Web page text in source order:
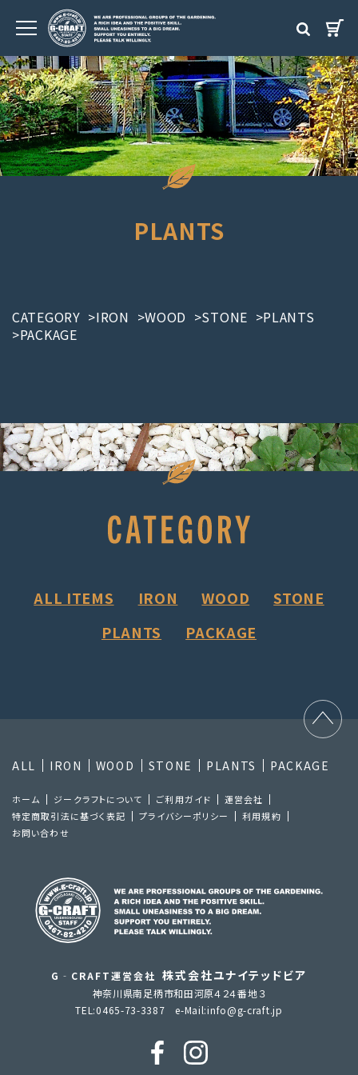
PLANTS
CATEGORY >IRON >WOOD >STONE >PLANTS
>PACKAGE
ALL ITEMS IRON WOOD
STONE
PLANTS
PACKAGE
ALL IRON WOOD STONE PLANTS PACKAGE
ホーム ジークラフトについて ご利⽤ガイド
運営会社
特定商取引法に基づく表記
プライバシーポリシー
利⽤規約
お問い合わせ
G‐CRAFT運営会社 株式会社ユナイテッドビア
神奈川県南足柄市和田河原４２４番地３
TEL:0465-73-3387 e-Mail:info@g-craft.jp